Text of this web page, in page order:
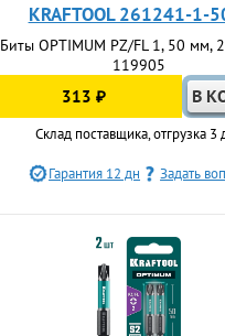
KRAFTOOL 261241-1-
Биты OPTIMUM PZ/FL 1, 50 мм,
119905
313 ₽
Склад поставщика, отгрузка 3
Гарантия 12 дн Задать